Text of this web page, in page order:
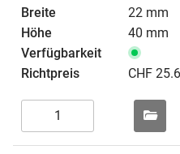
22 mm
40 mm
CHF